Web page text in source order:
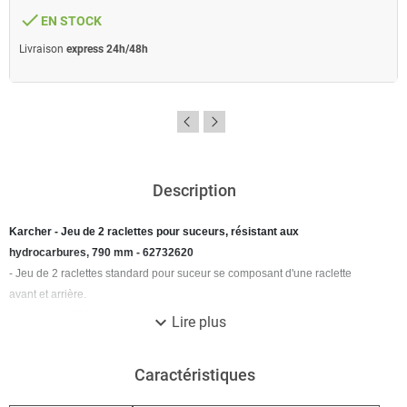
done EN STOCK
Livraison express 24h/48h
Description
Karcher - Jeu de 2 raclettes pour suceurs, résistant aux
hydrocarbures, 790 mm - 62732620
- Jeu de 2 raclettes standard pour suceur se composant d'une raclette
avant et arrière.
expand_more Lire plus
Caractéristiques